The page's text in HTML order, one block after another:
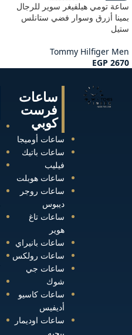
ساعة تومي هيلفيغر سوير للرجال
بمينا أزرق وسوار فضي ستانلس
ستيل
Tommy Hilfiger Men
EGP 2670
ساعات
فرست
كوبي
ساعات أوميجا
ساعات باتيك
فيليب
ساعات هوبلت
ساعات روجر
ديبوس
ساعات تاغ
هوير
ساعات بانيراي
ساعات رولكس
ساعات جي
شوك
ساعات كاسيو
أديفيس
ساعات اوديمار